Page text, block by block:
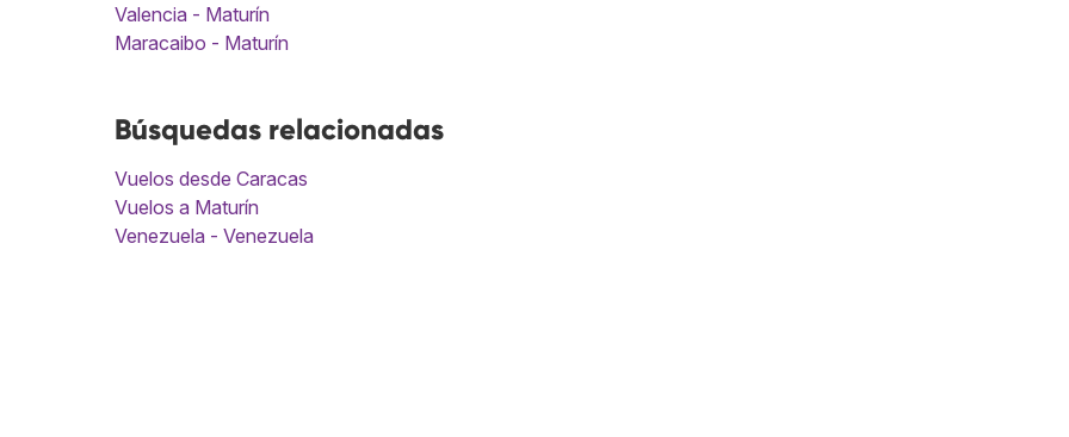
Valencia - Maturín
Maracaibo - Maturín
Búsquedas relacionadas
Vuelos desde Caracas
Vuelos a Maturín
Venezuela - Venezuela